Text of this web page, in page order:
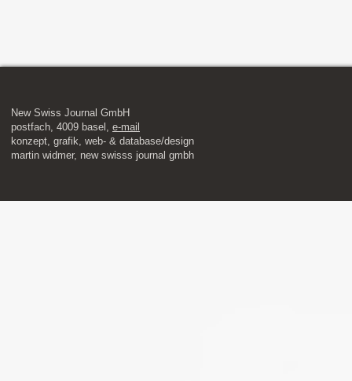
New Swiss Journal GmbH
postfach, 4009 basel, e-mail
​konzept, grafik, web- & database/design
martin widmer, new swisss journal gmbh